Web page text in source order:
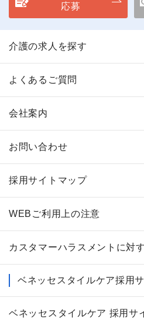
応募
介護の求人を探す
よくあるご質問
会社案内
お問い合わせ
採用サイトマップ
WEBご利用上の注意
カスタマーハラスメントに対
ベネッセスタイルケア採用
ベネッセスタイルケア 採用サ